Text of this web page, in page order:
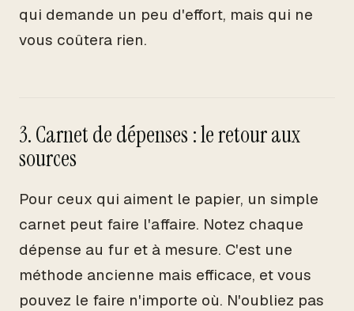
qui demande un peu d'effort, mais qui ne
vous coûtera rien.
3. Carnet de dépenses : le retour aux
sources
Pour ceux qui aiment le papier, un simple
carnet peut faire l'affaire. Notez chaque
dépense au fur et à mesure. C'est une
méthode ancienne mais efficace, et vous
pouvez le faire n'importe où. N'oubliez pas